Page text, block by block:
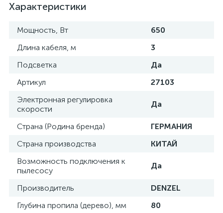
Характеристики
Мощность, Вт
650
Длина кабеля, м
3
Подсветка
Да
Артикул
27103
Электронная регулировка
скорости
Да
Страна (Родина бренда)
ГЕРМАНИЯ
Страна производства
КИТАЙ
Возможность подключения к
пылесосу
Да
Производитель
DENZEL
Глубина пропила (дерево), мм
80